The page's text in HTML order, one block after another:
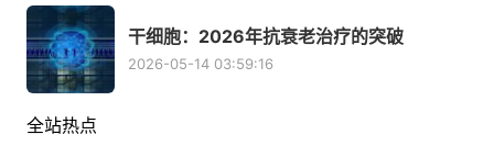
干细胞：2026年抗衰老治疗的突破
2026-05-14 03:59:16
全站热点